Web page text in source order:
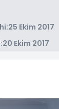
25 Ekim 2017
20 Ekim 2017